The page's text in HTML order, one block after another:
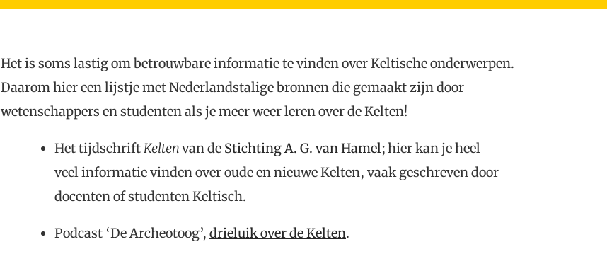
Het is soms lastig om betrouwbare informatie te vinden over Keltische onderwerpen.
Daarom hier een lijstje met Nederlandstalige bronnen die gemaakt zijn door
wetenschappers en studenten als je meer weer leren over de Kelten!
Het tijdschriftKeltenvan de Stichting A. G. van Hamel; hier kan je heel
veel informatie vinden over oude en nieuwe Kelten, vaak geschreven door
docenten of studenten Keltisch.
Podcast ‘De Archeotoog’, drieluik over de Kelten.